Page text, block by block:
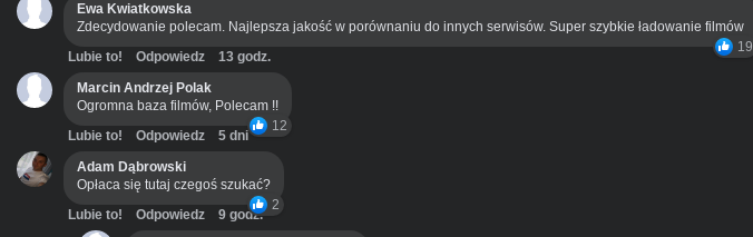
Ewa Kwiatkowska
Zdecydowanie polecam. Najlepsza jakość w porównaniu do innych serwisów. Super szybkie ładowanie filmów
19
Lubie to! Odpowiedz
13 godz.
Marcin Andrzej Polak
Ogromna baza filmów, Polecam !!
12
Lubie to! Odpowiedz
5 dni
Adam Dąbrowski
Opłaca się tutaj czegoś szukać?
2
Lubie to! Odpowiedz
9 godz.